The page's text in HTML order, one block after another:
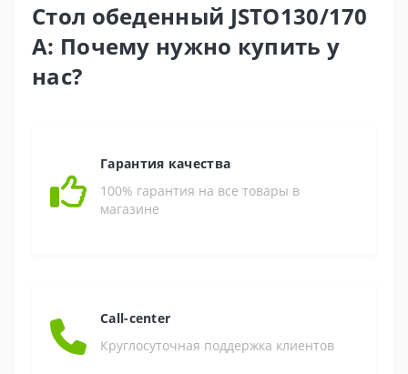
Стол обеденный JSTO130/170
A: Почему нужно купить у
нас?
Гарантия качества
100% гарантия на все товары в
магазине
Call-center
Круглосуточная поддержка клиентов